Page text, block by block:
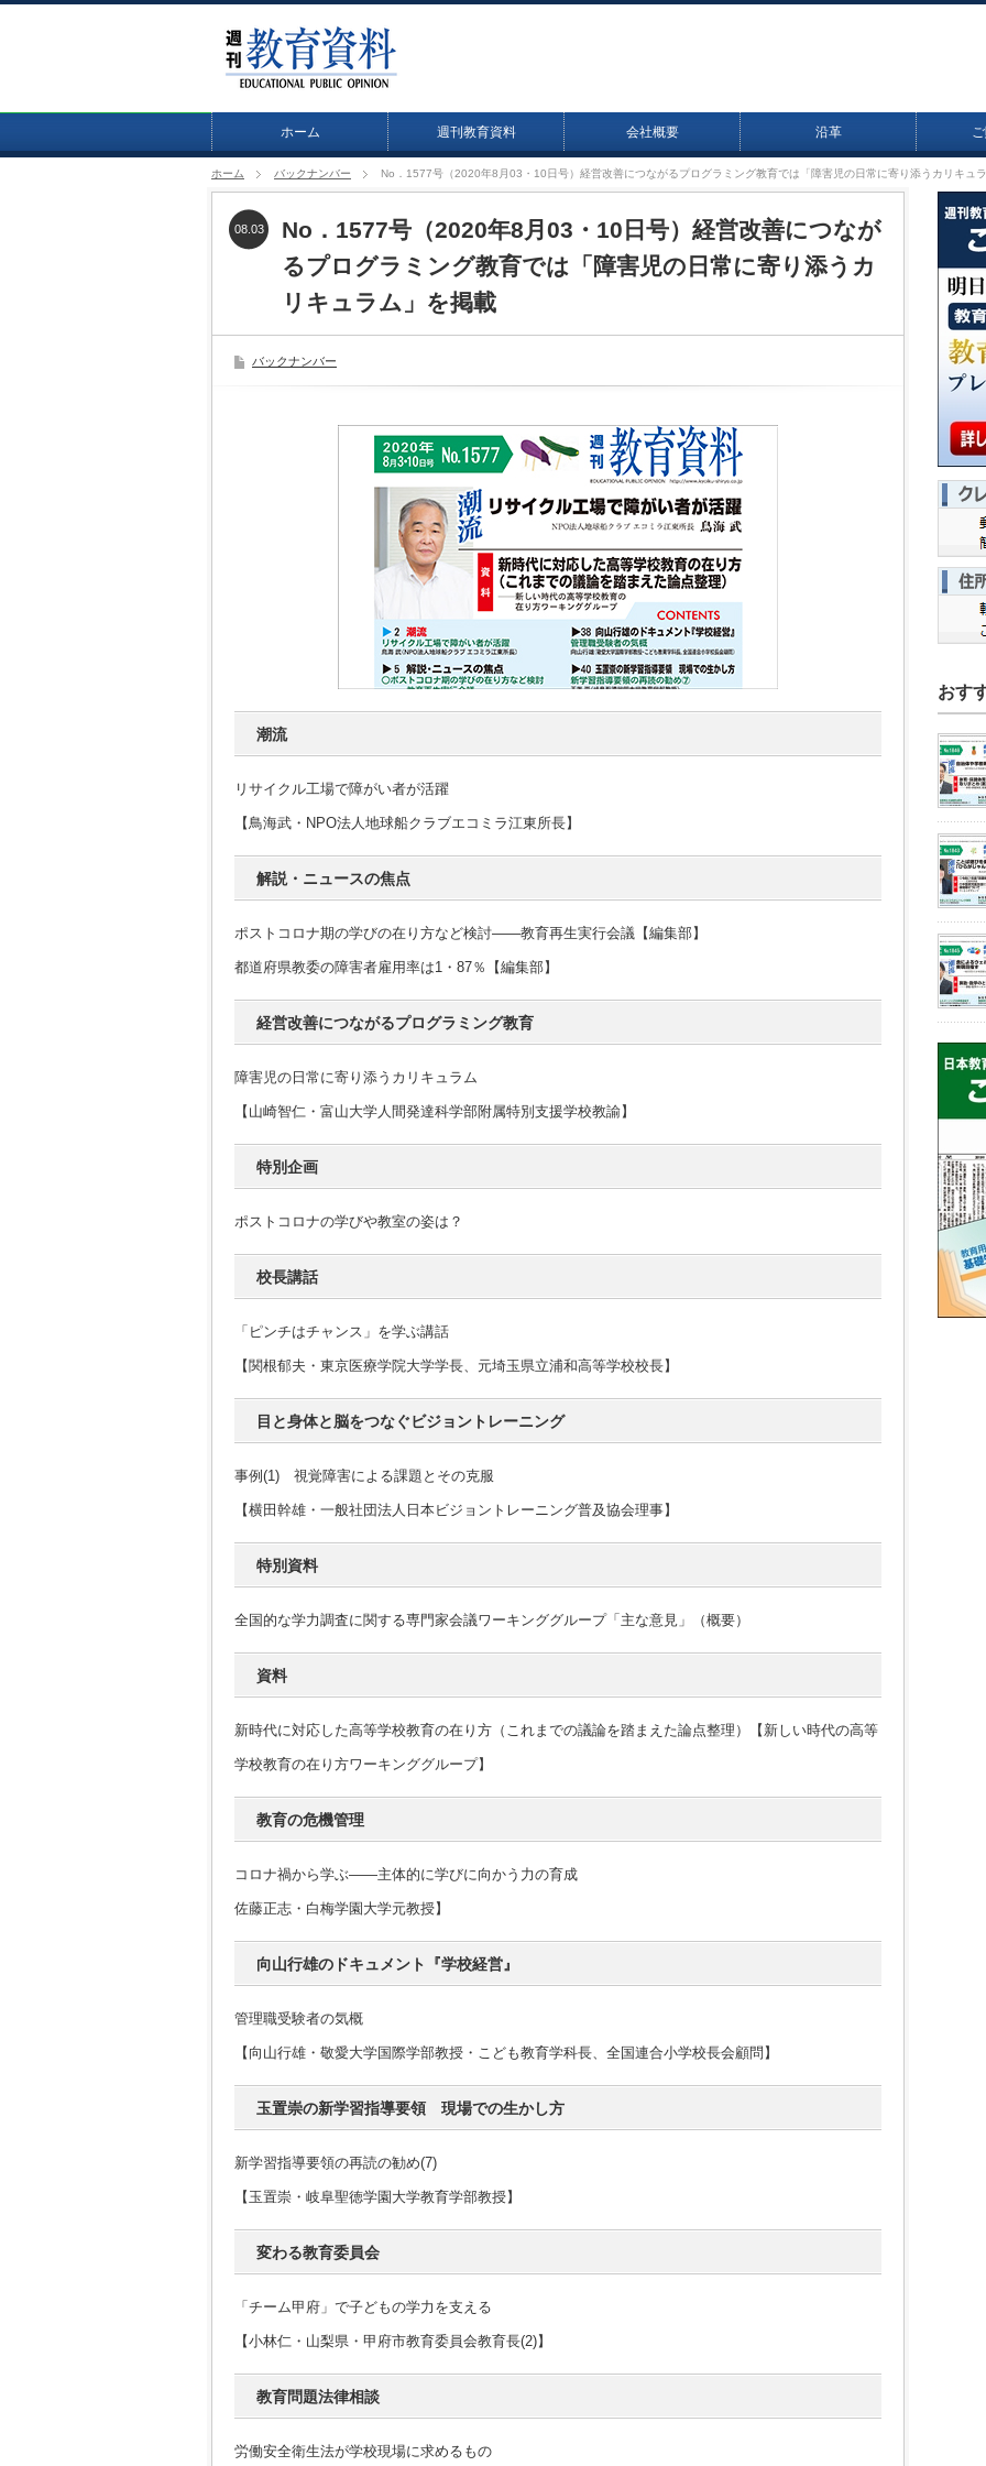
ホーム 週刊教育資料 会社概要 沿革
ホーム バックナンバー No．1577号（2020年8月03・10日号）経営改善につながるプログラミング教育では「障害児の日常に寄り添うカリキュ
No．1577号（2020年8月03・10日号）経営改善につなが
るプログラミング教育では「障害児の日常に寄り添うカ
リキュラム」を掲載
08.03
バックナンバー
潮流
リサイクル工場で障がい者が活躍
【鳥海武・NPO法人地球船クラブエコミラ江東所長】
解説・ニュースの焦点
ポストコロナ期の学びの在り方など検討――教育再生実行会議【編集部】
都道府県教委の障害者雇用率は1・87％【編集部】
経営改善につながるプログラミング教育
障害児の日常に寄り添うカリキュラム
【山崎智仁・富山大学人間発達科学部附属特別支援学校教諭】
特別企画
ポストコロナの学びや教室の姿は？
校長講話
「ピンチはチャンス」を学ぶ講話
【関根郁夫・東京医療学院大学学長、元埼玉県立浦和高等学校校長】
目と身体と脳をつなぐビジョントレーニング
事例(1) 視覚障害による課題とその克服
【横田幹雄・一般社団法人日本ビジョントレーニング普及協会理事】
特別資料
全国的な学力調査に関する専門家会議ワーキンググループ「主な意見」（概要）
資料
新時代に対応した高等学校教育の在り方（これまでの議論を踏まえた論点整理）【新しい時代の高等
学校教育の在り方ワーキンググループ】
教育の危機管理
コロナ禍から学ぶ――主体的に学びに向かう力の育成
佐藤正志・白梅学園大学元教授】
向山行雄のドキュメント『学校経営』
管理職受験者の気概
【向山行雄・敬愛大学国際学部教授・こども教育学科長、全国連合小学校長会顧問】
玉置崇の新学習指導要領 現場での生かし方
新学習指導要領の再読の勧め(7)
【玉置崇・岐阜聖徳学園大学教育学部教授】
変わる教育委員会
「チーム甲府」で子どもの学力を支える
【小林仁・山梨県・甲府市教育委員会教育長(2)】
教育問題法律相談
労働安全衛生法が学校現場に求めるもの
おす